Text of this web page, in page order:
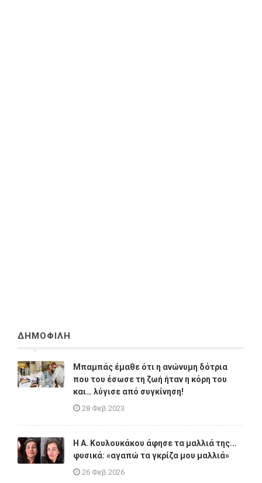
ΔΗΜΟΦΙΛΗ
Μπαμπάς έμαθε ότι η ανώνυμη δότρια
που του έσωσε τη ζωή ήταν η κόρη του
και… λύγισε από συγκίνηση!
28 Φεβ 2023
Η A. Κουλουκάκου άφησε τα μαλλιά της...
φυσικά: «αγαπώ τα γκρίζα μου μαλλιά»
26 Φεβ 2026